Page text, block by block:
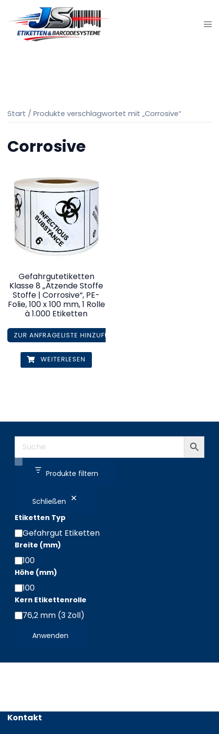
Inhalt
springen
Start / Produkte verschlagwortet mit „Corrosive“
Corrosive
Gefahrgutetiketten
Klasse 8 „Ätzende Stoffe
Stoffe | Corrosive“, PE-
Folie, 100 x 100 mm, 1 Rolle
à 1.000 Etiketten
ZUR ANFRAGELISTE HINZUFÜGEN
WEITERLESEN
Produkte filtern
Schließen
Etiketten Typ
Etiketten
Typ
Gefahrgut Etiketten
Breite (mm)
Breite
(mm)
100
Höhe (mm)
Höhe
(mm)
100
Kern Etikettenrolle
Kern
Etikettenrolle
76,2 mm (3 Zoll)
Anwenden
Kontakt